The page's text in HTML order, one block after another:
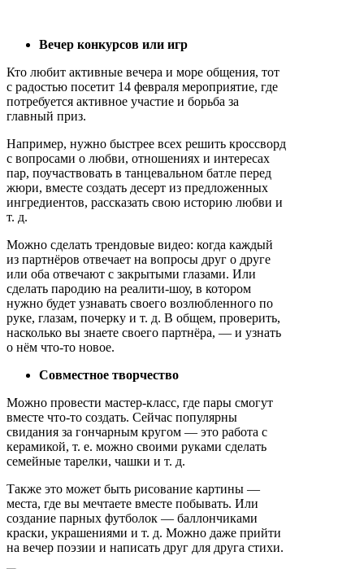
Вечер конкурсов или игр
Кто любит активные вечера и море общения, тот
с радостью посетит 14 февраля мероприятие, где
потребуется активное участие и борьба за
главный приз.
Например, нужно быстрее всех решить кроссворд
с вопросами о любви, отношениях и интересах
пар, поучаствовать в танцевальном батле перед
жюри, вместе создать десерт из предложенных
ингредиентов, рассказать свою историю любви и
т. д.
Можно сделать трендовые видео: когда каждый
из партнёров отвечает на вопросы друг о друге
или оба отвечают с закрытыми глазами. Или
сделать пародию на реалити-шоу, в котором
нужно будет узнавать своего возлюбленного по
руке, глазам, почерку и т. д. В общем, проверить,
насколько вы знаете своего партнёра, — и узнать
о нём что-то новое.
Совместное творчество
Можно провести мастер-класс, где пары смогут
вместе что-то создать. Сейчас популярны
свидания за гончарным кругом — это работа с
керамикой, т. е. можно своими руками сделать
семейные тарелки, чашки и т. д.
Также это может быть рисование картины —
места, где вы мечтаете вместе побывать. Или
создание парных футболок — баллончиками
краски, украшениями и т. д. Можно даже прийти
на вечер поэзии и написать друг для друга стихи.